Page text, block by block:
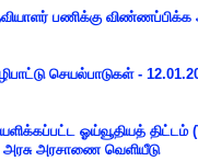
பணிக்கு விண்ணப்பிக்க
செயல்பாடுகள் -
ஓய்வூதியத் திட்டம்
அரசு அரசாணை வெளியீடு